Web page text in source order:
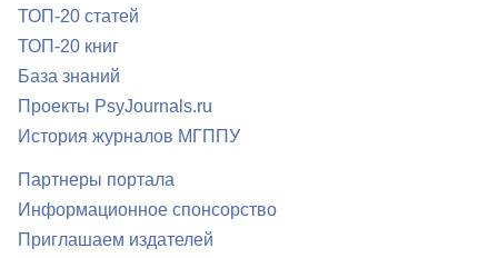
ТОП-20 статей
ТОП-20 книг
База знаний
Проекты PsyJournals.ru
История журналов МГППУ
Партнеры портала
Информационное спонсорство
Приглашаем издателей